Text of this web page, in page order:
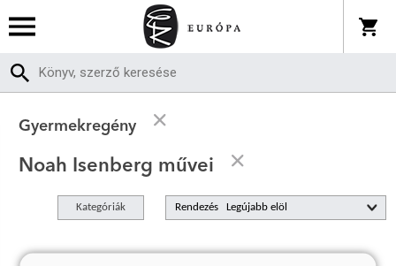
Gyermekregény
Noah Isenberg művei
Kategóriák Rendezés